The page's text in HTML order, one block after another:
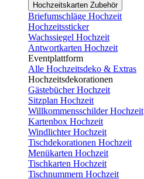
Hochzeitskarten Zubehör
Briefumschläge Hochzeit
Hochzeitssticker
Wachssiegel Hochzeit
Antwortkarten Hochzeit
Eventplattform
Alle Hochzeitsdeko & Extras
Hochzeitsdekorationen
Gästebücher Hochzeit
Sitzplan Hochzeit
Willkommensschilder Hochzeit
Kartenbox Hochzeit
Windlichter Hochzeit
Tischdekorationen Hochzeit
Menükarten Hochzeit
Tischkarten Hochzeit
Tischnummern Hochzeit